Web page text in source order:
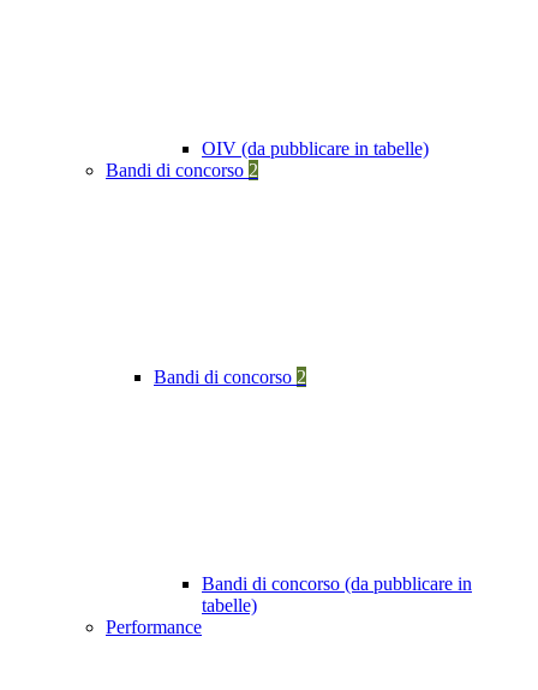
OIV (da pubblicare in tabelle)
Bandi di concorso 2
Bandi di concorso 2
Bandi di concorso (da pubblicare in
tabelle)
Performance